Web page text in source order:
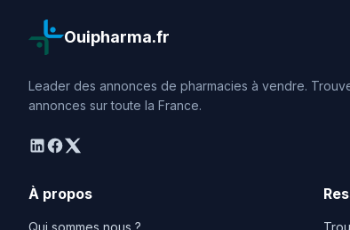
Ouipharma.fr
Leader des annonces de pharmacies à vendre.
annonces sur toute la France.
linkedin
facebook
twitter
À propos
Qui sommes nous ?